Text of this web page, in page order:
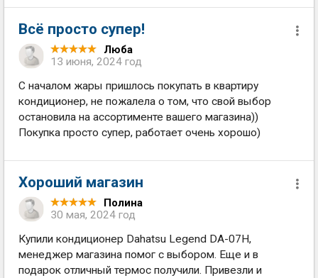
Всё просто супер!
Люба
13 июня, 2024 год
С началом жары пришлось покупать в квартиру
кондиционер, не пожалела о том, что свой выбор
остановила на ассортименте вашего магазина))
Покупка просто супер, работает очень хорошо)
Хороший магазин
Полина
30 мая, 2024 год
Купили кондиционер Dahatsu Legend DA-07H,
менеджер магазина помог с выбором. Еще и в
подарок отличный термос получили. Привезли и